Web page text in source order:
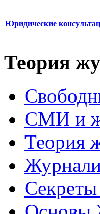
Юридические
Теория
СМИ и
Теория
Секреты